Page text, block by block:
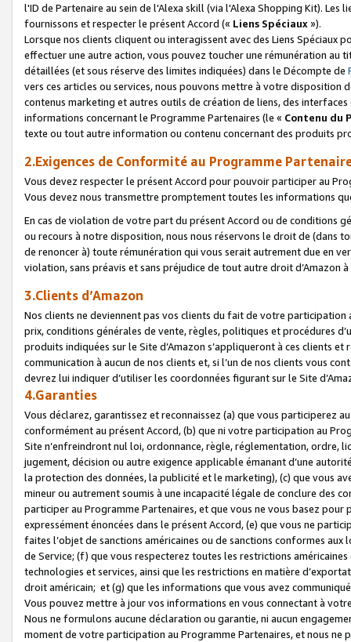
l'ID de Partenaire au sein de l'Alexa skill (via l'Alexa Shopping Kit).
fournissons et respecter le présent Accord (« Liens Spéciaux»).
Lorsque nos clients cliquent ou interagissent avec des Liens Spéciaux
effectuer une autre action, vous pouvez toucher une rémunération
détaillées (et sous réserve des limites indiquées) dans le Décompte de
vers ces articles ou services, nous pouvons mettre à votre disposition
contenus marketing et autres outils de création de liens, des
informations concernant le Programme Partenaires (le « Contenu du
texte ou tout autre information ou contenu concernant des produits
2.Exigences de Conformité au Programme
Vous devez respecter le présent Accord pour pouvoir participer au
Vous devez nous transmettre promptement toutes les informations
En cas de violation de votre part du présent Accord ou de conditions
ou recours à notre disposition, nous nous réservons le droit de (dans
de renoncer à) toute rémunération qui vous serait autrement due en
violation, sans préavis et sans préjudice de tout autre droit
3.Clients d’Amazon
Nos clients ne deviennent pas vos clients du fait de votre
prix, conditions générales de vente, règles, politiques et procédures
produits indiquées sur le Site d’Amazon s’appliqueront à ces clients
communication à aucun de nos clients et, si l’un de nos clients vous
devrez lui indiquer d’utiliser les coordonnées figurant sur le Site
4.Garanties
Vous déclarez, garantissez et reconnaissez (a) que vous participerez
conformément au présent Accord, (b) que ni votre participation au
Site n’enfreindront nul loi, ordonnance, règle, réglementation, ordre,
jugement, décision ou autre exigence applicable émanant d’une
la protection des données, la publicité et le marketing), (c) que vous
mineur ou autrement soumis à une incapacité légale de conclure des
participer au Programme Partenaires, et que vous ne vous basez
expressément énoncées dans le présent Accord, (e) que vous ne
faites l’objet de sanctions américaines ou de sanctions conformes
de Service; (f) que vous respecterez toutes les restrictions
technologies et services, ainsi que les restrictions en matière
droit américain; et (g) que les informations que vous avez
Vous pouvez mettre à jour vos informations en vous connectant à
Nous ne formulons aucune déclaration ou garantie, ni aucun
moment de votre participation au Programme Partenaires, et nous